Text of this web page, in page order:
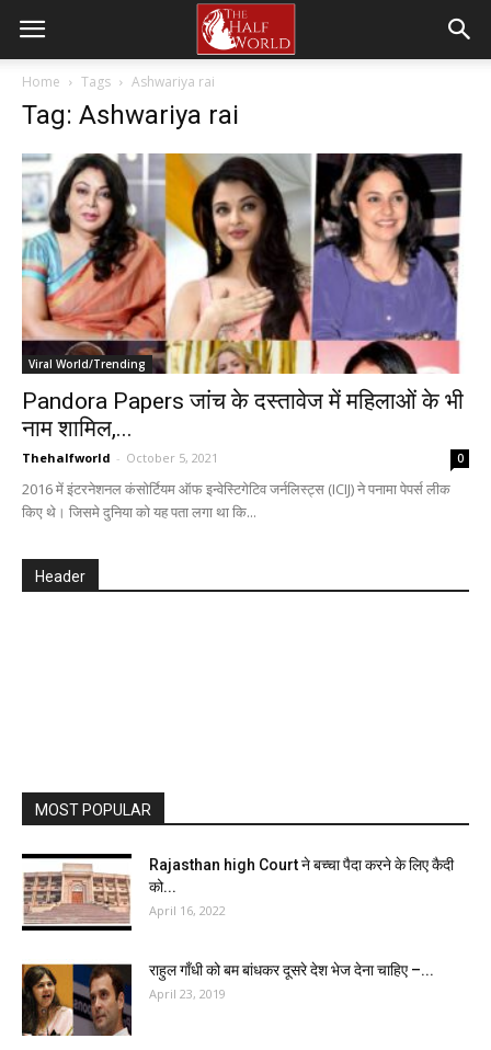
Home Tags Ashwariya rai
Tag: Ashwariya rai
Viral World/Trending
Pandora Papers जांच के दस्तावेज में महिलाओं के भी
नाम शामिल,...
Thehalfworld - October 5, 2021 0
2016 में इंटरनेशनल कंसोर्टियम ऑफ इन्वेस्टिगेटिव जर्नलिस्ट्स (ICIJ) ने पनामा पेपर्स लीक
किए थे। जिसमे दुनिया को यह पता लगा था कि...
Header
MOST POPULAR
Rajasthan high Court ने बच्चा पैदा करने के लिए कैदी
को...
April 16, 2022
राहुल गाँधी को बम बांधकर दूसरे देश भेज देना चाहिए –...
April 23, 2019